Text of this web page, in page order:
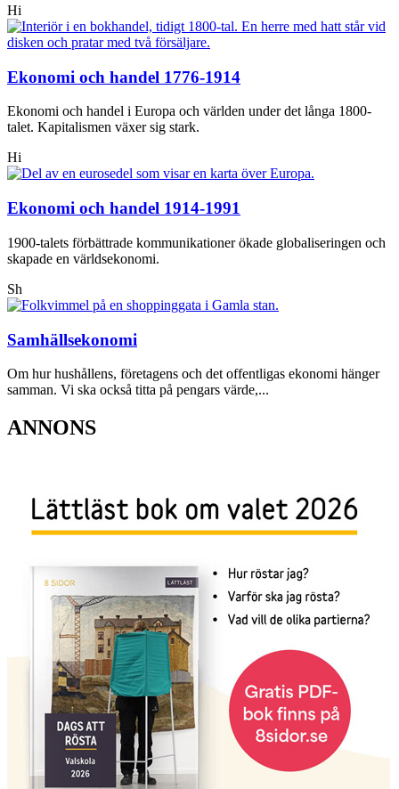
Hi
Ekonomi och handel 1776-1914
Ekonomi och handel i Europa och världen under det långa 1800-
talet. Kapitalismen växer sig stark.
Hi
Ekonomi och handel 1914-1991
1900-talets förbättrade kommunikationer ökade globaliseringen och
skapade en världsekonomi.
Sh
Samhällsekonomi
Om hur hushållens, företagens och det offentligas ekonomi hänger
samman. Vi ska också titta på pengars värde,...
ANNONS